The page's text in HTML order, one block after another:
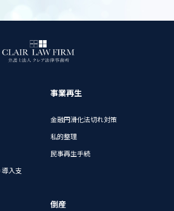
導入支
事業再生
金融円滑化法切れ対策
私的整理
民事再生手続
倒産